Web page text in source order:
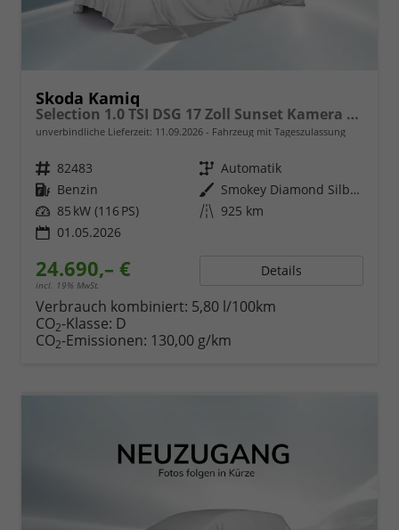
Skoda Kamiq
Selection 1.0 TSI DSG 17 Zoll Sunset Kamera PDC v+h
unverbindliche Lieferzeit: 11.09.2026 Fahrzeug mit Tageszulassung
Fahrzeugnr. 82483 Getriebe Automatik
Kraftstoff Benzin Außenfarbe
Smokey Diamond Silber Metallic
Leistung 85 kW (116 PS) Kilometerstand 925 km
01.05.2026
24.690,– €
incl. 19% MwSt.
Details
Verbrauch kombiniert: 5,80 l/100km
CO2-Klasse: D
CO2-Emissionen: 130,00 g/km